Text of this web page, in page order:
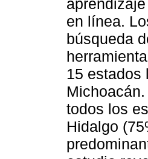
en línea.
búsqueda
15 estados
todos los
Hidalgo